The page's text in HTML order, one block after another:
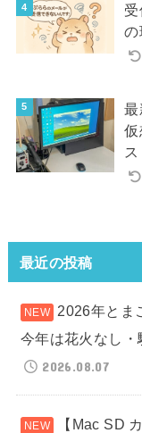
の
最
仮
最近の投稿
2026年とま
今年は花火なし・
2026.08.07
【Mac SD